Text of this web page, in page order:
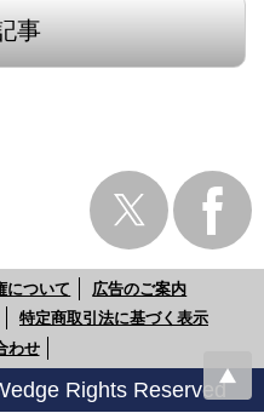
事
について
広告のご案内
特定商取引法に基づく表示
わせ
Rights Reserved